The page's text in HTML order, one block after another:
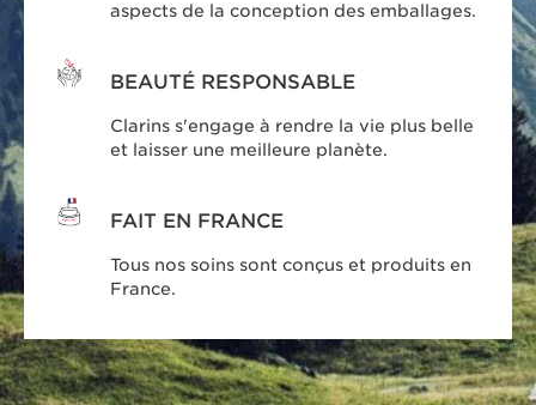
aspects de la conception des emballages.
BEAUTÉ RESPONSABLE
Clarins s'engage à rendre la vie plus belle
et laisser une meilleure planète.
FAIT EN FRANCE
Tous nos soins sont conçus et produits en
France.